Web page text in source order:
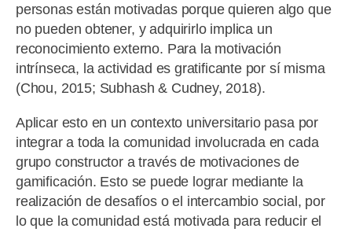
personas están motivadas porque quieren algo que
no pueden obtener, y adquirirlo implica un
reconocimiento externo. Para la motivación
intrínseca, la actividad es gratificante por sí misma
(Chou, 2015; Subhash & Cudney, 2018).
Aplicar esto en un contexto universitario pasa por
integrar a toda la comunidad involucrada en cada
grupo constructor a través de motivaciones de
gamificación. Esto se puede lograr mediante la
realización de desafíos o el intercambio social, por
lo que la comunidad está motivada para reducir el